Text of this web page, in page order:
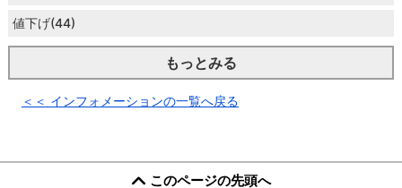
値下げ(44)
もっとみる
＜＜ インフォメーションの一覧へ戻る
このページの先頭へ